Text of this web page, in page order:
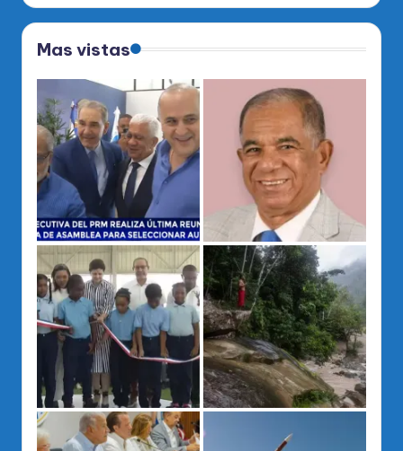
Mas vistas